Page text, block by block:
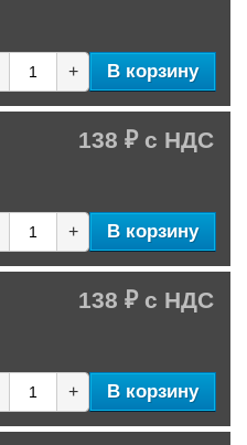
+ В корзину
138 ₽
+ В корзину
138 ₽
+ В корзину